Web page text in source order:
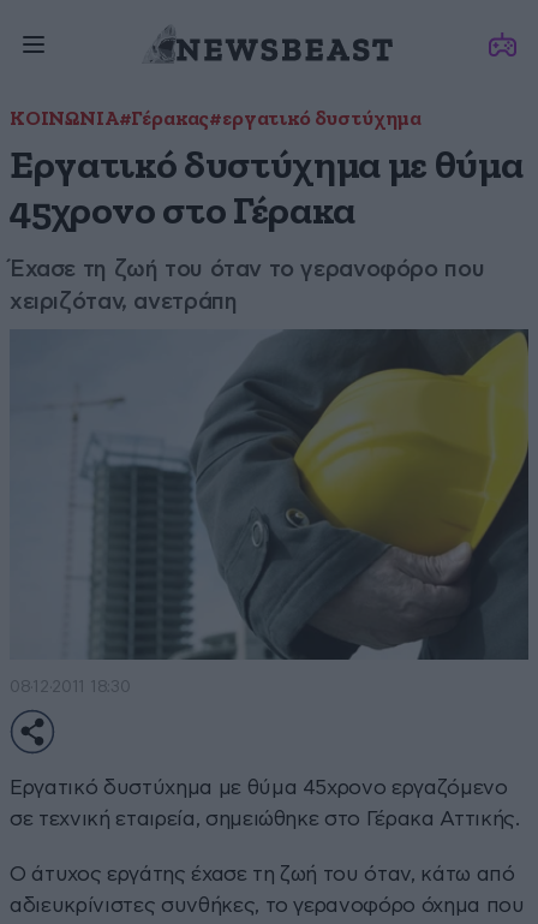
ΚΟΙΝΩΝΙΑ#Γέρακας#εργατικό δυστύχημα
Εργατικό δυστύχημα με θύμα
45χρονο στο Γέρακα
Έχασε τη ζωή του όταν το γερανοφόρο που
χειριζόταν, ανετράπη
08·12·2011 18:30
Εργατικό δυστύχημα με θύμα 45χρονο εργαζόμενο
σε τεχνική εταιρεία, σημειώθηκε στο Γέρακα Αττικής.
Ο άτυχος εργάτης έχασε τη ζωή του όταν, κάτω από
αδιευκρίνιστες συνθήκες, το γερανοφόρο όχημα που